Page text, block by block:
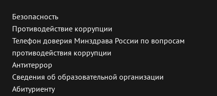
Безопасность
Противодействие коррупции
Телефон доверия Минздрава России по вопросам
противодействия коррупции
Антитеррор
Сведения об образовательной организации
Абитуриенту